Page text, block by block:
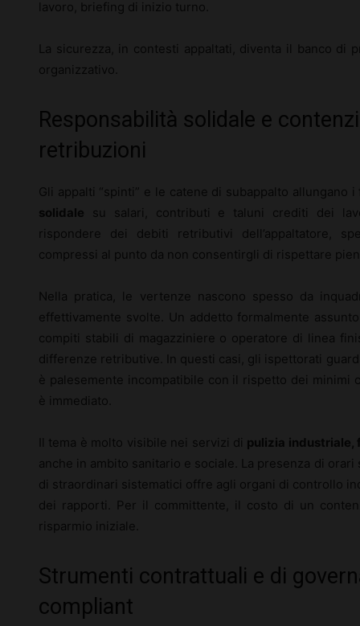
lavoro, briefing di inizio turno.
La sicurezza, in contesti appaltati, diventa il banco di
organizzativo.
Responsabilità solidale e
retribuzioni
Gli appalti “spinti” e le catene di subappalto allungano
solidale su salari, contributi e taluni crediti dei
rispondere dei debiti retributivi dell’appaltatore,
compressi al punto da non consentirgli di rispettare
Nella pratica, le vertenze nascono spesso da
effettivamente svolte. Un addetto formalmente
compiti stabili di magazziniere o operatore di linea
differenze retributive. In questi casi, gli ispettorati
è palesemente incompatibile con il rispetto dei minimi
è immediato.
Il tema è molto visibile nei servizi di pulizia industriale,
anche in ambito sanitario e sociale. La presenza di
di straordinari sistematici offre agli organi di controllo
dei rapporti. Per il committente, il costo di un
risparmio iniziale.
Strumenti contrattuali e di
compliant